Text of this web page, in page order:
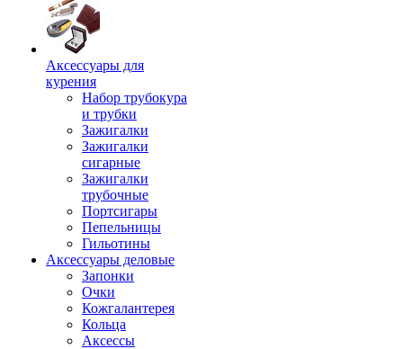
Аксессуары для
курения
Набор трубокура
и трубки
Зажигалки
Зажигалки
сигарные
Зажигалки
трубочные
Портсигары
Пепельницы
Гильотины
Аксессуары деловые
Запонки
Очки
Кожгалантерея
Кольца
Аксессы